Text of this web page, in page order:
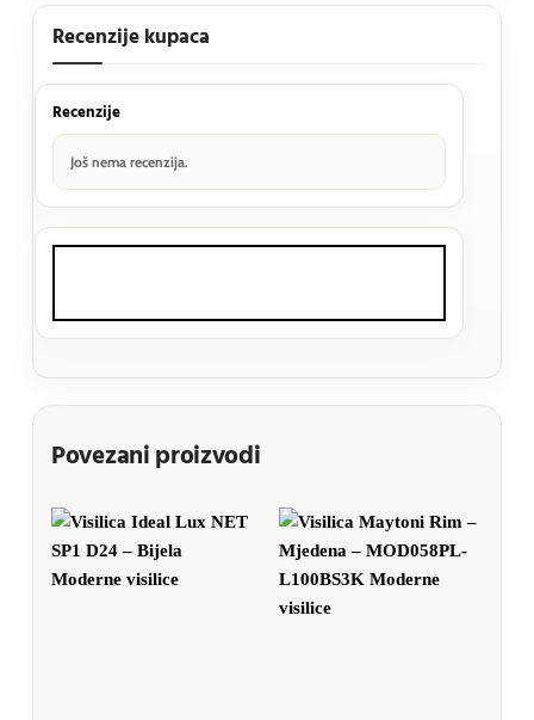
Recenzije kupaca
Recenzije
Još nema recenzija.
Povezani proizvodi